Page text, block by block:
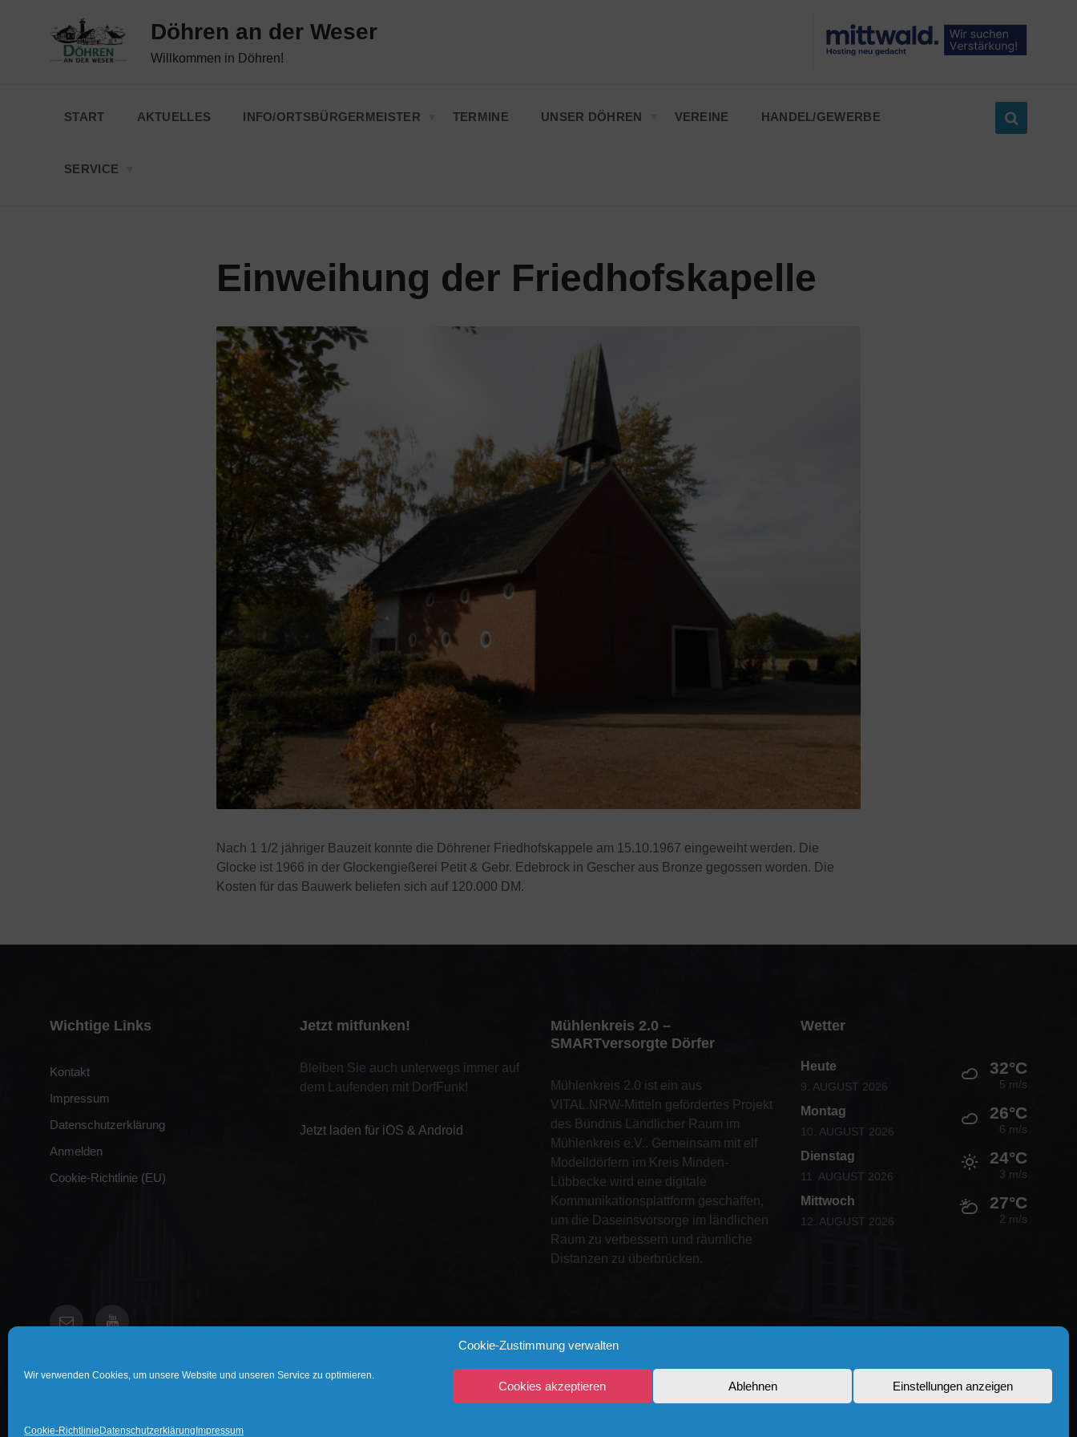
Cookie-Zustimmung verwalten
Wir verwenden Cookies, um unsere Website und unseren Service zu optimieren.
Cookies akzeptieren Ablehnen Einstellungen anzeigen
Cookie-Richtlinie Datenschutzerklärung Impressum
Döhren an der Weser
Willkommen in Döhren!
START AKTUELLES INFO/ORTSBÜRGERMEISTER TERMINE UNSER DÖHREN VEREINE HANDEL/GEWERBE
SERVICE
Einweihung der Friedhofskapelle
Nach 1 1/2 jähriger Bauzeit konnte die Döhrener Friedhofskappele am 15.10.1967 eingeweiht werden. Die
Glocke ist 1966 in der Glockengießerei Petit & Gebr. Edebrock in Gescher aus Bronze gegossen worden. Die
Kosten für das Bauwerk beliefen sich auf 120.000 DM.
Wichtige Links
Kontakt
Impressum
Datenschutzerklärung
Anmelden
Cookie-Richtlinie (EU)
Jetzt mitfunken!
Bleiben Sie auch unterwegs immer auf
dem Laufenden mit DorfFunk!
Jetzt laden für iOS & Android
Mühlenkreis 2.0 –
SMARTversorgte Dörfer
Mühlenkreis 2.0 ist ein aus
VITAL.NRW-Mitteln gefördertes Projekt
des Bündnis Ländlicher Raum im
Mühlenkreis e.V.. Gemeinsam mit elf
Modelldörfern im Kreis Minden-
Lübbecke wird eine digitale
Kommunikationsplattform geschaffen,
um die Daseinsvorsorge im ländlichen
Raum zu verbessern und räumliche
Distanzen zu überbrücken.
Wetter
Heute
9. AUGUST 2026
32°C
5 m/s
Montag
10. AUGUST 2026
26°C
6 m/s
Dienstag
11. AUGUST 2026
24°C
3 m/s
Mittwoch
12. AUGUST 2026
27°C
2 m/s
E- YouTube
© 2026 Döhren an der Weser